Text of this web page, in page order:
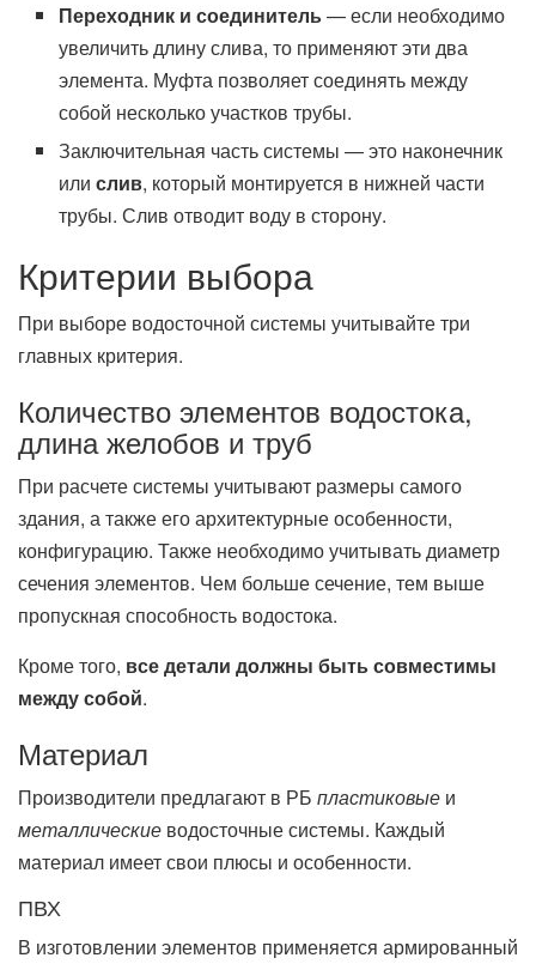
Переходник и соединитель— если необходимо
увеличить длину слива, то применяют эти два
элемента. Муфта позволяет соединять между
собой несколько участков трубы.
Заключительная часть системы — это наконечник
или слив, который монтируется в нижней части
трубы. Слив отводит воду в сторону.
Критерии выбора
При выборе водосточной системы учитывайте три
главных критерия.
Количество элементов водостока,
длина желобов и труб
При расчете системы учитывают размеры самого
здания, а также его архитектурные особенности,
конфигурацию. Также необходимо учитывать диаметр
сечения элементов. Чем больше сечение, тем выше
пропускная способность водостока.
Кроме того, все детали должны быть совместимы
между собой.
Материал
Производители предлагают в РБ пластиковые и
металлические водосточные системы. Каждый
материал имеет свои плюсы и особенности.
ПВХ
В изготовлении элементов применяется армированный